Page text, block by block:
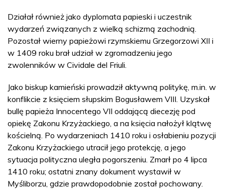
Działał również jako dyplomata papieski i uczestnik
wydarzeń związanych z wielką schizmą zachodnią.
Pozostał wierny papieżowi rzymskiemu Grzegorzowi XII i
w 1409 roku brał udział w zgromadzeniu jego
zwolenników w Cividale del Friuli.
Jako biskup kamieński prowadził aktywną politykę, m.in. w
konflikcie z księciem słupskim Bogusławem VIII. Uzyskał
bullę papieża Innocentego VII oddającą diecezję pod
opiekę Zakonu Krzyżackiego, a na księcia nałożył klątwę
kościelną. Po wydarzeniach 1410 roku i osłabieniu pozycji
Zakonu Krzyżackiego utracił jego protekcję, a jego
sytuacja polityczna uległa pogorszeniu. Zmarł po 4 lipca
1410 roku; ostatni znany dokument wystawił w
Myśliborzu, gdzie prawdopodobnie został pochowany.